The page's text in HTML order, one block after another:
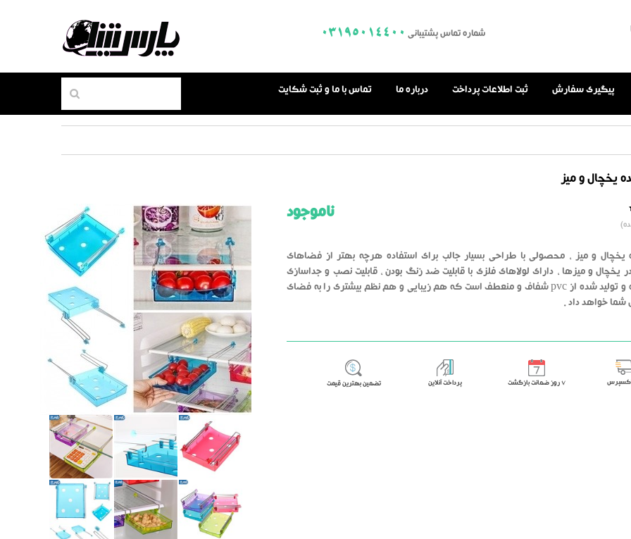
03195014400 شماره تماس پشتیبانی
پیگیری سفارش ثبت اطلاعات پرداخت درباره ما تماس با ما و ثبت شکایت
یخچال و میز
از
رای
دهنده
ناموجود
یخچال و میز ، محصولی با طراحی بسیار جالب برای استفاده هرچه بهتر از فضاهای
در یخچال و میزها ، دارای لولاهای فلزی با قابلیت ضد زنگ بودن ، قابلیت نصب و جداسازی
بسیار ساده و تولید شده از pvc شفاف و منعطف است که هم زیبایی و هم نظم بیشتری را به فضای
شما خواهد داد .
اکسپرس ٧ روز ضمانت بازگشت پرداخت آنلاین تضمین بهترین قیمت